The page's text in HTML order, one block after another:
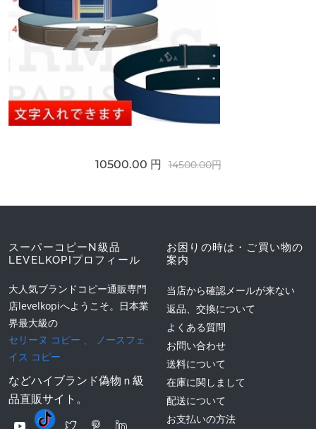
10500.00 円 14500.00円
スーパーコピーN級品
LEVELKOPIプロフィール
大人気ブランドコピー通販専門
店levelkopiへようこそ。日本業
界最大級の
セリーヌ コピー
ノースフェ
イス コピー
などハイブランド偽物ｎ級
品直販サイト。
お困りの時は・ご買い物の
案内
当店から確認メールが来ない
返品、交換について
よくある質問
お問い合わせ
送料について
在庫に関しまして
配送について
お支払いの方法